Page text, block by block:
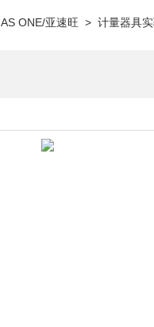
AS ONE/亚速旺 > 计量器具